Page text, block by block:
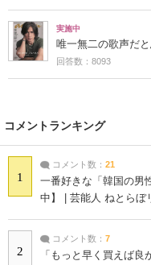
実施中
唯一無二の歌声だ
回答数：8093
コメントランキング
1
コメント数： 21
一番好きな「韓国の男
中】 | 芸能人 ねとらぼ
2
コメント数： 7
「もっと早く買えば